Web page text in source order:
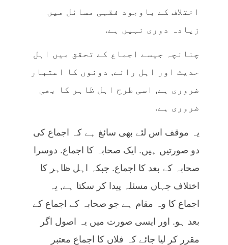
اختلاف کے باوجود فقہی مسائل میں
زیادہ دوری نہیں ہے.
چنانچہ جیسے اجماع کے تحقق میں اہل
حدیث اور اہل رائے, دونوں کا اعتبار
ضروری ہے, اسی طرح اہل ظاہر کا بھی
ضروری ہے.
یہ موقف اس لئے بھی سائغ ہے کہ اجماع کی
دو صورتیں ہیں. ایک صحابہ کا اجماع. دوسرا
صحابہ کے بعد کا اجماع. جبکہ اہل ظاہر کا
اختلاف جہاں مسئلہ پیدا کر سکتا ہے, یہ
اجماع کا وہ مقام ہے جو صحابہ کے اجماع کے
بعد ہو. اور ایسی صورت میں یہ اصول اگر
مقرر کر لیا جائے کہ فلاں کا اجماع معتبر